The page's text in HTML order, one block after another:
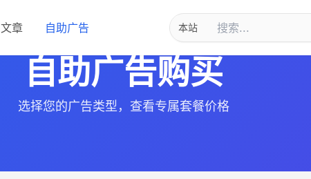
文章 自助广告
自助广告购买
选择您的广告类型，查看专属套餐价格